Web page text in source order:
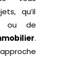
qu’il
ou de
.